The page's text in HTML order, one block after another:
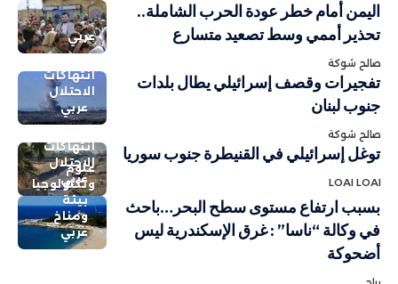
عربي
اليمن أمام خطر عودة الحرب الشاملة..
تحذير أممي وسط تصعيد متسارع
صالح شوكة
انتهاكات
الاحتلال
عربي
تفجيرات وقصف إسرائيلي يطال بلدات
جنوب لبنان
صالح شوكة
انتهاكات
الاحتلال
عربي
توغل إسرائيلي في القنيطرة جنوب سوريا
LOAI LOAI
علوم
وتكنولوجيا
بيئة
ومناخ
عربي
بسبب ارتفاع مستوى سطح البحر…باحث
في وكالة “ناسا” : غرق الإسكندرية ليس
أضحوكة